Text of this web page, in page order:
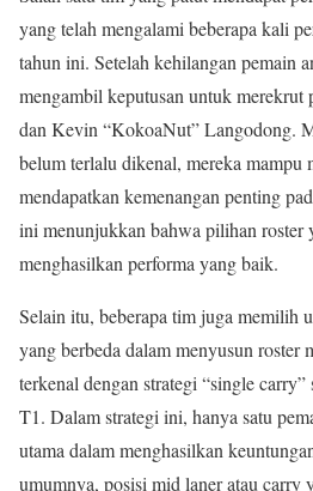
yang telah mengalami beberapa kali
tahun ini. Setelah kehilangan pemain
mengambil keputusan untuk
dan Kevin “KokoaNut” Langodong.
belum terlalu dikenal, mereka mampu
mendapatkan kemenangan penting
ini menunjukkan bahwa pilihan roster
menghasilkan performa yang baik.
Selain itu, beberapa tim juga memilih
yang berbeda dalam menyusun roster
terkenal dengan strategi “single
T1. Dalam strategi ini, hanya satu
utama dalam menghasilkan
umumnya, posisi mid laner atau carry